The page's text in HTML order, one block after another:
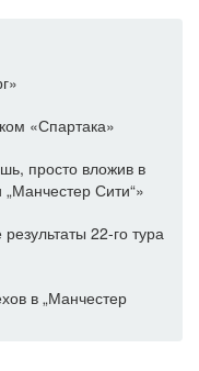
«Спартака»
просто вложив в
Сити“»
22-го тура
в „Манчестер